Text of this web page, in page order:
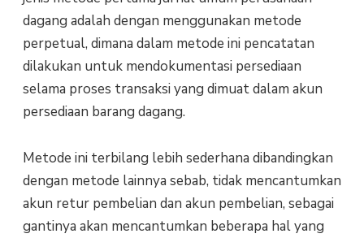
dagang adalah dengan menggunakan metode
perpetual, dimana dalam metode ini pencatatan
dilakukan untuk mendokumentasi persediaan
selama proses transaksi yang dimuat dalam akun
persediaan barang dagang.
Metode ini terbilang lebih sederhana dibandingkan
dengan metode lainnya sebab, tidak mencantumkan
akun retur pembelian dan akun pembelian, sebagai
gantinya akan mencantumkan beberapa hal yang